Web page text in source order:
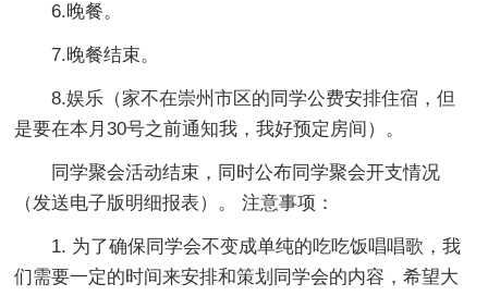
6.晚餐。
7.晚餐结束。
8.娱乐（家不在崇州市区的同学公费安排住宿，但
是要在本月30号之前通知我，我好预定房间）。
同学聚会活动结束，同时公布同学聚会开支情况
（发送电子版明细报表）。 注意事项：
1. 为了确保同学会不变成单纯的吃吃饭唱唱歌，我
们需要一定的时间来安排和策划同学会的内容，希望大